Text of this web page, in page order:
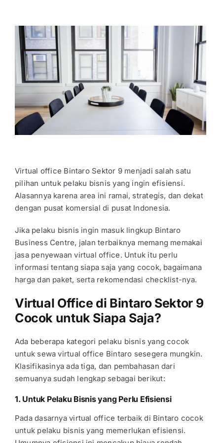
Virtual office Bintaro Sektor 9menjadi salah satu
pilihan untuk pelaku bisnis yang ingin efisiensi.
Alasannya karena area ini ramai, strategis, dan dekat
dengan pusat komersial di pusat Indonesia.
Jika pelaku bisnis ingin masuk lingkup Bintaro
Business Centre, jalan terbaiknya memang memakai
jasa penyewaan virtual office. Untuk itu perlu
informasi tentang siapa saja yang cocok, bagaimana
harga dan paket, serta rekomendasi checklist-nya.
Virtual Office di Bintaro Sektor 9
Cocok untuk Siapa Saja?
Ada beberapa kategori pelaku bisnis yang cocok
untuk sewa virtual office Bintaro sesegera mungkin.
Klasifikasinya ada tiga, dan pembahasan dari
semuanya sudah lengkap sebagai berikut:
1. Untuk Pelaku Bisnis yang Perlu Efisiensi
Pada dasarnyavirtual office terbaik di Bintaro cocok
untuk pelaku bisnis yang memerlukan efisiensi.